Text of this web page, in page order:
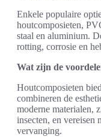
Enkele populaire
houtcomposieten,
staal en aluminium.
rotting, corrosie en
Wat zijn de
Houtcomposieten
combineren de
moderne materialen,
insecten, en vereisen
vervanging.